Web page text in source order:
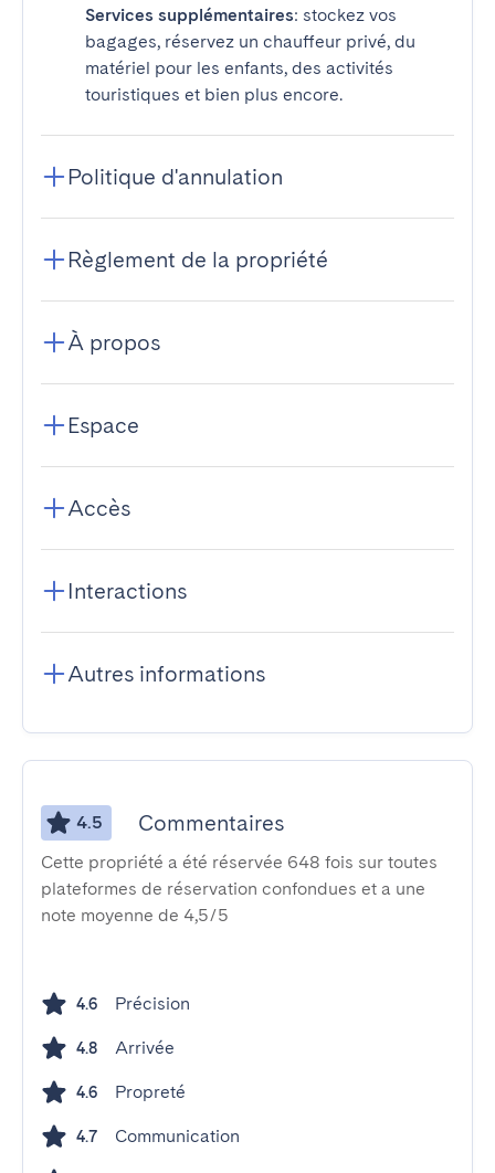
Services supplémentaires: stockez vos
bagages, réservez un chauffeur privé, du
matériel pour les enfants, des activités
touristiques et bien plus encore.
Politique d'annulation
Règlement de la propriété
À propos
Espace
Accès
Interactions
Autres informations
4.5 Commentaires
Cette propriété a été réservée 648 fois sur toutes
plateformes de réservation confondues et a une
note moyenne de 4,5/5
4.6 Précision
4.8 Arrivée
4.6 Propreté
4.7 Communication